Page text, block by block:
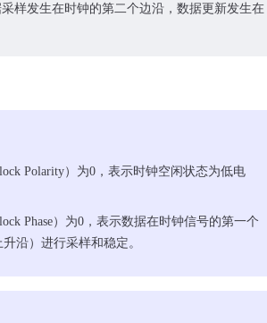
样发生在时钟的第二个边沿，数据更新发生在
Polarity）为0，表示时钟空闲状态为低电
Phase）为0，表示数据在时钟信号的第一个
沿）进行采样和稳定。